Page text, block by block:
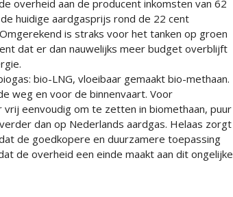
overheid aan de producent inkomsten van 62
huidige aardgasprijs rond de 22 cent
is straks voor het tanken op groen
dat er dan nauwelijks meer budget overblijft
bio-LNG, vloeibaar gemaakt bio-methaan.
weg en voor de binnenvaart. Voor
eenvoudig om te zetten in biomethaan, puur
dan op Nederlands aardgas. Helaas zorgt
de goedkopere en duurzamere toepassing
de overheid een einde maakt aan dit ongelijke